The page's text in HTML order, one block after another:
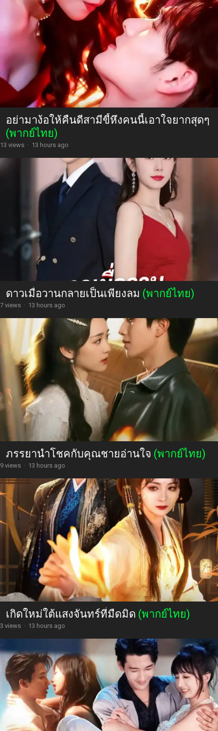
อย่ามาง้อให้คืนดีสามีขี้หึงคนนี้เอาใจยากสุดๆ
(พากย์ไทย)
13 views · 13 hours ago
ดาวเมื่อวานกลายเป็นเพียงลม (พากย์ไทย)
7 views · 13 hours ago
ภรรยานำโชคกับคุณชายอ่านใจ (พากย์ไทย)
9 views · 13 hours ago
เกิดใหม่ใต้แสงจันทร์ที่มืดมิด (พากย์ไทย)
3 views · 13 hours ago